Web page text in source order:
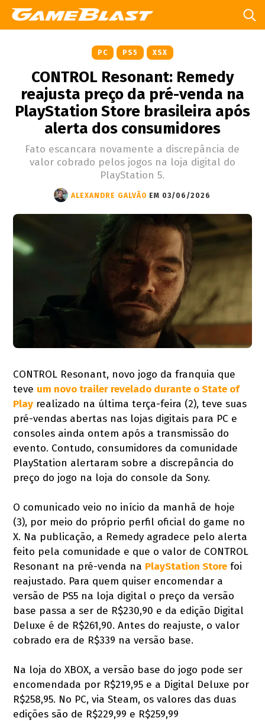
PC PS5 XSX
CONTROL Resonant: Remedy
reajusta preço da pré-venda na
PlayStation Store brasileira após
alerta dos consumidores
Fato escancara novamente a discrepância de
valor cobrado pelos jogos na loja digital do
PlayStation 5.
ALEXANDRE GALVÃO EM 03/06/2026
CONTROL Resonant, novo jogo da franquia que
teve um novo trailer revelado durante o State of
Play realizado na última terça-feira (2), teve suas
pré-vendas abertas nas lojas digitais para PC e
consoles ainda ontem após a transmissão do
evento. Contudo, consumidores da comunidade
PlayStation alertaram sobre a discrepância do
preço do jogo na loja do console da Sony.
O comunicado veio no início da manhã de hoje
(3), por meio do próprio perfil oficial do game no
X. Na publicação, a Remedy agradece pelo alerta
feito pela comunidade e que o valor de CONTROL
Resonant na pré-venda na PlayStation Store foi
reajustado. Para quem quiser encomendar a
versão de PS5 na loja digital o preço da versão
base passa a ser de R$230,90 e da edição Digital
Deluxe é de R$261,90. Antes do reajuste, o valor
cobrado era de R$339 na versão base.
Na loja do XBOX, a versão base do jogo pode ser
encomendada por R$219,95 e a Digital Deluxe por
R$258,95. No PC, via Steam, os valores das duas
edições são de R$229,99 e R$259,99